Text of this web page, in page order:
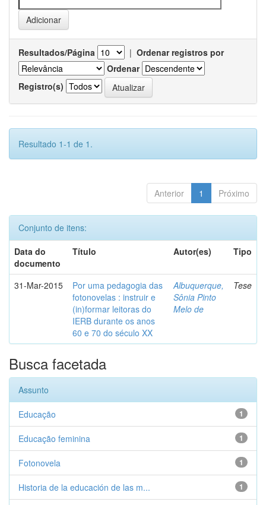
Resultados/Página | Ordenar registros por
Ordenar
Registro(s)
Resultado 1-1 de 1.
Anterior 1 Próximo
Conjunto de itens:
Data do
documento
Título Autor(es) Tipo
31-Mar-2015
Por uma pedagogia das
fotonovelas : instruir e
(in)formar leitoras do
IERB durante os anos
60 e 70 do século XX
Albuquerque,
Sônia Pinto
Melo de
Tese
Busca facetada
Assunto
1
Educação
1
Educação feminina
1
Fotonovela
1
Historia de la educación de las m...